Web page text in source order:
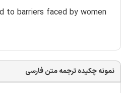
to barriers faced by women
نمونه چکیده ترجمه متن فارسی